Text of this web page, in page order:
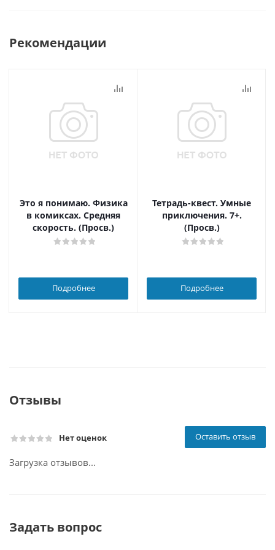
Рекомендации
Это я понимаю. Физика
в комиксах. Средняя
скорость. (Просв.)
Подробнее
Тетрадь-квест. Умные
приключения. 7+.
(Просв.)
Подробнее
Отзывы
Нет оценок Оставить отзыв
Загрузка отзывов...
Задать вопрос